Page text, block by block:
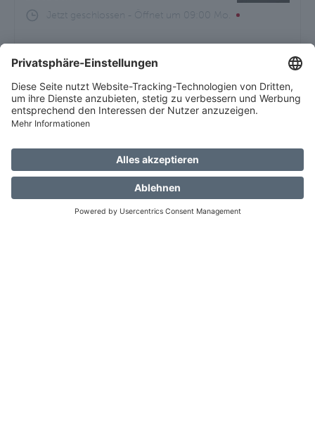
Jetzt geschlossen - Öffnet um 09:00 Mo.
Zum Standort
Route
Wohnfühl Zuhause - die Linnenbecker
Ausstellung Berlin Tempelhof
Ordensmeisterstraße 22-23
12099 Berlin
Mo.